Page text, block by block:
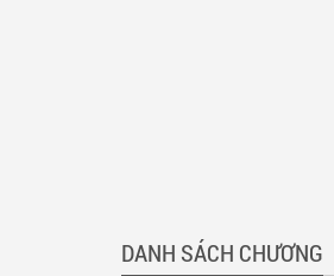
DANH SÁCH CHƯƠNG